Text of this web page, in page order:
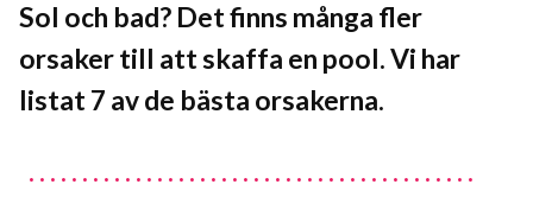
Sol och bad? Det finns många fler
orsaker till att skaffa en pool. Vi har
listat 7 av de bästa orsakerna.